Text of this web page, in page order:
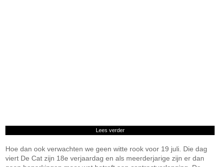
Lees verder
Hoe dan ook verwachten we geen witte rook voor 19 juli. Die dag
viert De Cat zijn 18e verjaardag en als meerderjarige zijn er dan